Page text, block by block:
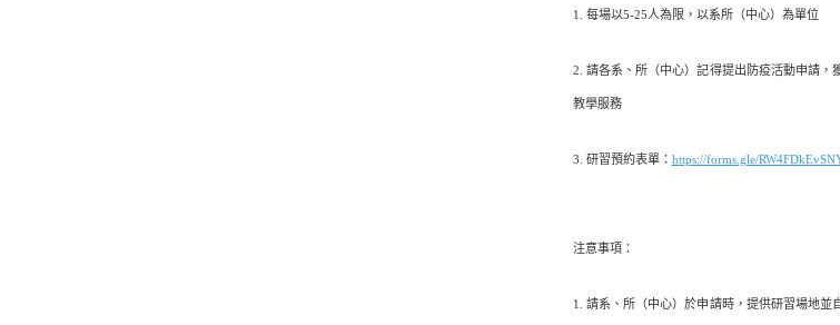
1. 每場以5-25人為限，以系所（中心）為單位
2. 請各系、所（中心）記得提出防疫活動申請
教學服務
3. 研習預約表單： https://forms.gle/
注意事項：
1. 請系、所（中心）於申請時，提供研習場地並